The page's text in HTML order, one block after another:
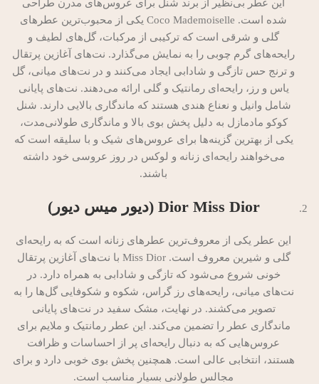
این عطر بی‌نظیر از برند شنل برای عروس‌های مدرن طراحی
شده است. Coco Mademoiselle یکی از محبوب‌ترین عطرهای
گلی و شرقی است که ترکیبی از مرکبات، گل‌های لطیف و
رایحه‌های گرم چوبی را به نمایش می‌گذارد. نت‌های آغازین پرتقال
و ترنج حس تازگی و شادابی ایجاد می‌کنند و در نت‌های میانی، گل
یاس و رز، رایحه‌ای رمانتیک و گلی ارائه می‌دهند. نت‌های پایانی
شامل وانیل و نعناع هندی هستند که ماندگاری بالایی دارند. شنل
کوکو مادمازل به دلیل پخش بوی بالا و ماندگاری طولانی‌مدت،
یکی از بهترین گزینه‌ها برای عروس‌های شیک و با سلیقه است که
می‌خواهند رایحه‌ای زنانه و لوکس در روز عروسی خود داشته
باشند.
Dior Miss Dior (دیور میس دیور)
این عطر یکی از معروف‌ترین عطرهای زنانه است که به رایحه‌ای
گلی و شیرین معروف است. Miss Dior با نت‌های آغازین پرتقال
خونی شروع می‌شود که تازگی و شادابی به همراه دارد. در
نت‌های میانی، رایحه‌های رز گراس، شکوه و شکوفایی گل‌ها را به
تصویر می‌کشند. در نهایت، مشک سفید در نت‌های پایانی
ماندگاری عطر را تضمین می‌کند. این عطر رمانتیک و ملایم برای
عروس‌هایی که به دنبال رایحه‌ای پر از احساسات و ظرافت
هستند، انتخابی عالی است. همچنین پخش بوی خوبی دارد و برای
مجالس طولانی بسیار مناسب است.